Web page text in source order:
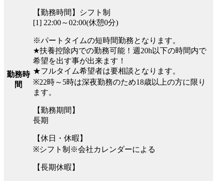
勤務時
間
【勤務時間】シフト制
[1] 22:00～02:00(休憩0分)
※パートタイムの短時間勤務となります。
★扶養控除内での勤務可能！週20h以下の時間内で
希望を出す事が出来ます！
★フルタイム希望者は要相談となります。
※22時～5時は深夜勤務のため18歳以上の方に限り
ます。
【勤務期間】
長期
【休日・休暇】
※シフト制※会社カレンダーによる
【長期休暇】